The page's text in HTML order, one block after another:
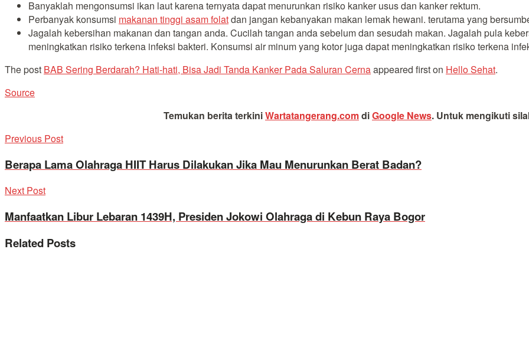
Banyaklah mengonsumsi ikan laut karena ternyata dapat menurunkan risiko kanker usus dan kanker rektum.
Perbanyak konsumsi makanan tinggi asam folatdan jangan kebanyakan makan lemak hewani. terutama yang
Jagalah kebersihan makanan dan tangan anda. Cucilah tangan anda sebelum dan sesudah makan. Jagalah pula
meningkatkan risiko terkena infeksi bakteri. Konsumsi air minum yang kotor juga dapat meningkatkan risiko terkena
The post BAB Sering Berdarah? Hati-hati, Bisa Jadi Tanda Kanker Pada Saluran Cernaappeared first on Hello Sehat.
Source
Temukan berita terkiniWartatangerang.comdiGoogle News. Untuk mengikuti
Previous Post
Berapa Lama Olahraga HIIT Harus Dilakukan Jika Mau Menurunkan Berat Badan?
Next Post
Manfaatkan Libur Lebaran 1439H, Presiden Jokowi Olahraga di Kebun Raya Bogor
Related Posts